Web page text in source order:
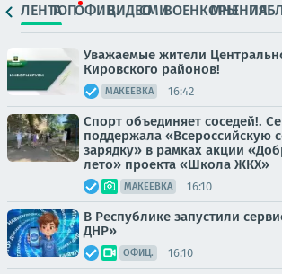
ЛЕНТАТОПОФИЦ.ВИДЕОСМИВОЕНКОРЫМНЕНИЯ
Уважаемые жители
Кировского районов!
МАКЕЕВКА 16:42
Спорт объединяет соседей!.
поддержала «Всероссийскую
зарядку» в рамках акции
лето» проекта «Школа ЖКХ»
МАКЕЕВКА 16:10
В Республике запустили
ДНР»
ОФИЦ. 16:10